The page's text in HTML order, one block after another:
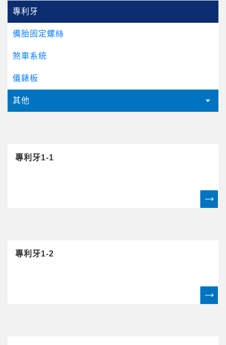
專利牙
備胎固定螺絲
煞車系統
儀錶板
其他
專利牙1-1
專利牙1-2